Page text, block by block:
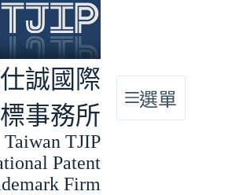
國際
事務所
TJIP
Patent
Firm
選單